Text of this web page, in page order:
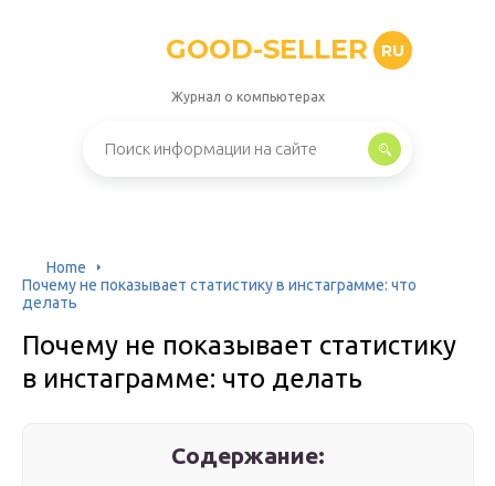
GOOD-SELLER RU
Журнал о компьютерах
Home
Почему не показывает статистику в инстаграмме: что
делать
Почему не показывает статистику
в инстаграмме: что делать
Содержание: